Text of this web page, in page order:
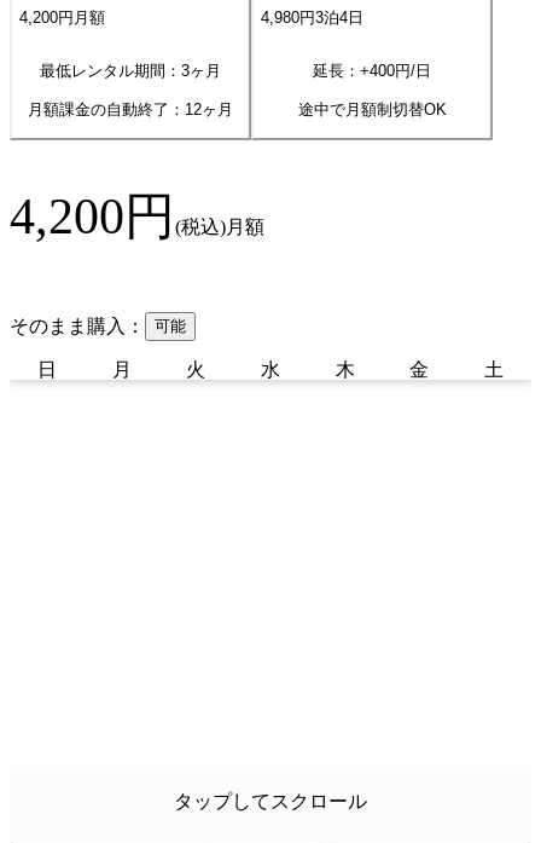
4,200円 月額
最低レンタル期間：3ヶ月
月額課金の自動終了： 12ヶ月
4,980円3泊4日
延長：+400円/日
途中で月額制切替OK
4,200円 (税込)月額
そのまま購入： 可能
日 月 火 水 木 金 土
タップしてスクロール